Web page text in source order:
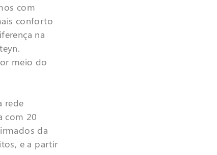
com
conforto
na
meio do
rede
com 20
da
e a partir